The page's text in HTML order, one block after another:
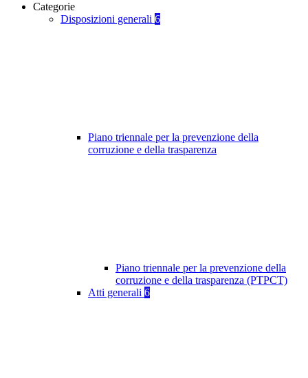
Categorie
Disposizioni generali 6
Piano triennale per la prevenzione della
corruzione e della trasparenza
Piano triennale per la prevenzione della
corruzione e della trasparenza (PTPCT)
Atti generali 6